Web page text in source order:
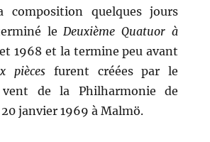
composition quelques jours
leDeuxième Quatuor à
1968 et la termine peu avant
pièces furent créées par le
de la Philharmonie de
janvier 1969 à Malmö.